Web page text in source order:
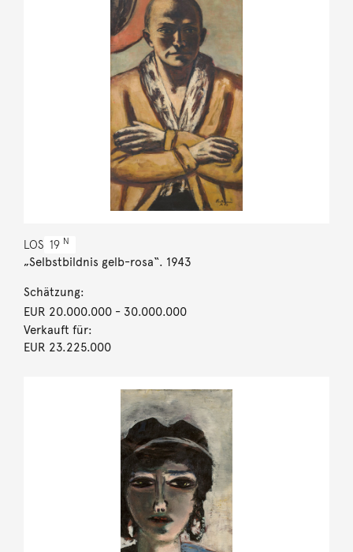
LOS 19 N
„Selbstbildnis gelb-rosa“. 1943
Schätzung:
EUR 20.000.000- 30.000.000
Verkauft für:
EUR 23.225.000